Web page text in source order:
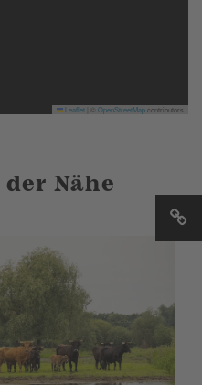
Leaflet OpenStreetMapcontributors
Nähe